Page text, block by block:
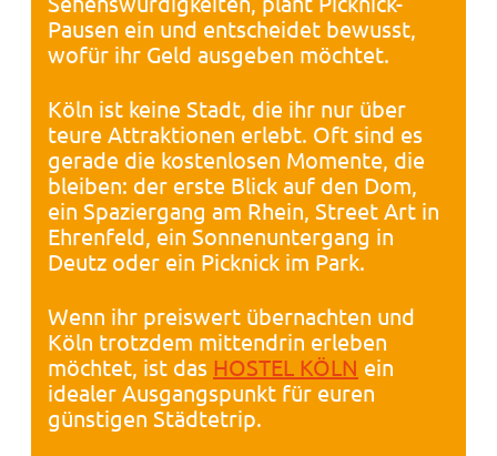
Pausen ein und entscheidet bewusst,
wofür ihr Geld ausgeben möchtet.
Köln ist keine Stadt, die ihr nur über
teure Attraktionen erlebt. Oft sind es
gerade die kostenlosen Momente, die
bleiben: der erste Blick auf den Dom,
ein Spaziergang am Rhein, Street Art in
Ehrenfeld, ein Sonnenuntergang in
Deutz oder ein Picknick im Park.
Wenn ihr preiswert übernachten und
Köln trotzdem mittendrin erleben
möchtet, ist das HOSTEL KÖLN ein
idealer Ausgangspunkt für euren
günstigen Städtetrip.